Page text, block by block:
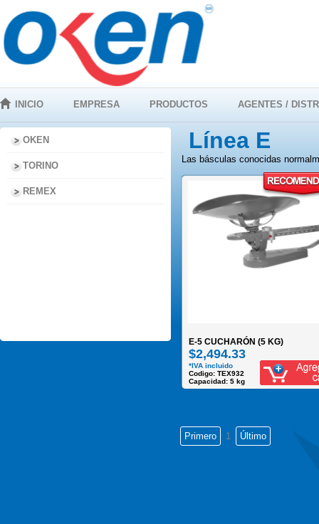
INICIO EMPRESA PRODUCTOS AGENTES /
OKEN
TORINO
REMEX
Línea E
Las básculas conocidas
E-5 CUCHARÓN (5 KG)
$2,494.33
*IVA incluido
Codigo: TEX932
Capacidad: 5 kg
1